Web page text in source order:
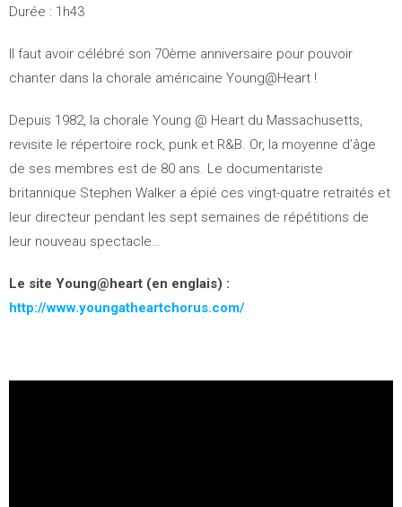
Durée : 1h43
Il faut avoir célébré son 70ème anniversaire pour pouvoir
chanter dans la chorale américaine Young@Heart !
Depuis 1982, la chorale Young @ Heart du Massachusetts,
revisite le répertoire rock, punk et R&B. Or, la moyenne d’âge
de ses membres est de 80 ans. Le documentariste
britannique Stephen Walker a épié ces vingt-quatre retraités et
leur directeur pendant les sept semaines de répétitions de
leur nouveau spectacle…
Le site Young@heart (en englais) :
http://www.youngatheartchorus.com/